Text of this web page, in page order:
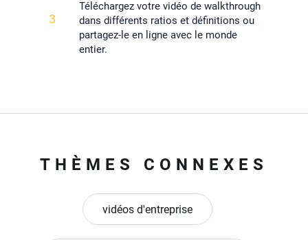
3
Téléchargez votre vidéo de walkthrough
dans différents ratios et définitions ou
partagez-le en ligne avec le monde
entier.
THÈMES CONNEXES
vidéos d'entreprise